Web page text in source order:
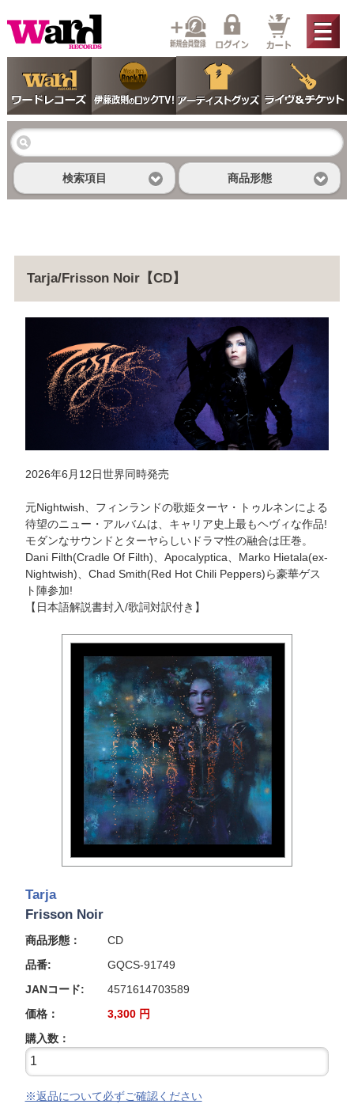
検索項目 商品形態
Tarja/Frisson Noir【CD】
2026年6月12日世界同時発売
元Nightwish、フィンランドの歌姫ターヤ・トゥルネンによる
待望のニュー・アルバムは、キャリア史上最もヘヴィな作品!
モダンなサウンドとターヤらしいドラマ性の融合は圧巻。
Dani Filth(Cradle Of Filth)、Apocalyptica、Marko Hietala(ex-
Nightwish)、Chad Smith(Red Hot Chili Peppers)ら豪華ゲス
ト陣参加!
【日本語解説書封入/歌詞対訳付き】
Tarja
Frisson Noir
商品形態：
CD
品番:
GQCS-91749
JANコード:
4571614703589
価格：
3,300 円
購入数：
※返品について必ずご確認ください